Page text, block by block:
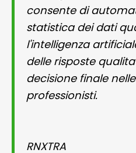
consente di
statistica dei dati
l'intelligenza
delle risposte
decisione finale
professionisti.
RNXTRA